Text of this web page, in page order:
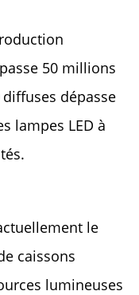
50 millions
diffuses dépasse
lampes LED à
le
caissons
lumineuses